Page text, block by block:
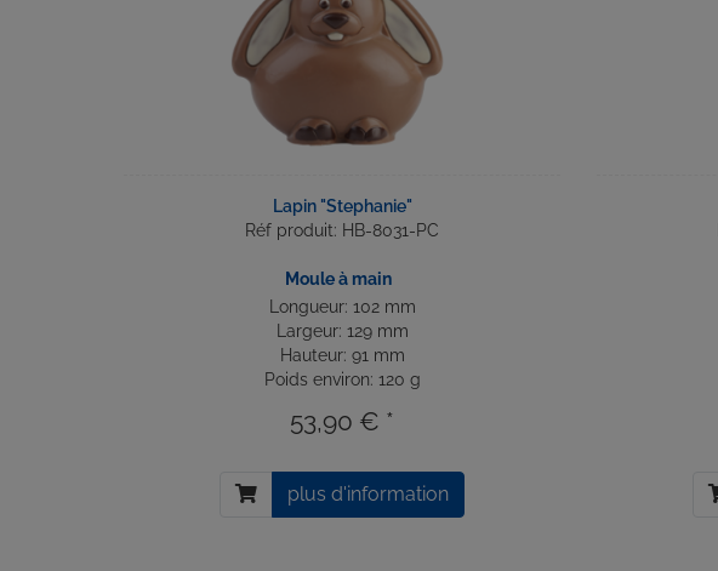
Lapin "Stephanie"
Réf produit: HB-8031-PC
Moule à main
Longueur: 102 mm
Largeur: 129 mm
Hauteur: 91 mm
Poids environ: 120 g
53,90 € *
plus d'information